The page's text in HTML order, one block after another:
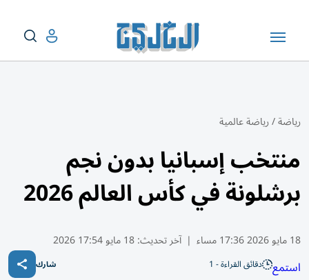
رياضة/رياضة عالمية
منتخب إسبانيا بدون نجم
برشلونة في كأس العالم 2026
18 مايو 2026 17:36 مساء | آخر تحديث:18 مايو 17:54 2026
استمع دقائق القراءة - 1 شارك